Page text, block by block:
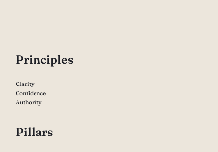
Principles
Clarity
Confidence
Authority
Pillars